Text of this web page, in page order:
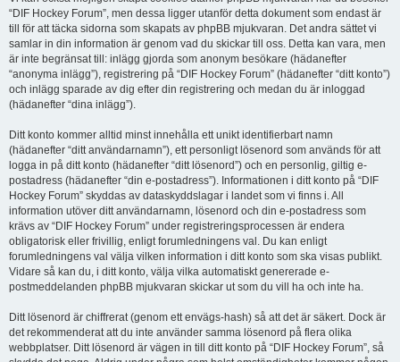
“DIF Hockey Forum”, men dessa ligger utanför detta dokument som endast är
till för att täcka sidorna som skapats av phpBB mjukvaran. Det andra sättet vi
samlar in din information är genom vad du skickar till oss. Detta kan vara, men
är inte begränsat till: inlägg gjorda som anonym besökare (hädanefter
“anonyma inlägg”), registrering på “DIF Hockey Forum” (hädanefter “ditt konto”)
och inlägg sparade av dig efter din registrering och medan du är inloggad
(hädanefter “dina inlägg”).
Ditt konto kommer alltid minst innehålla ett unikt identifierbart namn
(hädanefter “ditt användarnamn”), ett personligt lösenord som används för att
logga in på ditt konto (hädanefter “ditt lösenord”) och en personlig, giltig e-
postadress (hädanefter “din e-postadress”). Informationen i ditt konto på “DIF
Hockey Forum” skyddas av dataskyddslagar i landet som vi finns i. All
information utöver ditt användarnamn, lösenord och din e-postadress som
krävs av “DIF Hockey Forum” under registreringsprocessen är endera
obligatorisk eller frivillig, enligt forumledningens val. Du kan enligt
forumledningens val välja vilken information i ditt konto som ska visas publikt.
Vidare så kan du, i ditt konto, välja vilka automatiskt genererade e-
postmeddelanden phpBB mjukvaran skickar ut som du vill ha och inte ha.
Ditt lösenord är chiffrerat (genom ett envägs-hash) så att det är säkert. Dock är
det rekommenderat att du inte använder samma lösenord på flera olika
webbplatser. Ditt lösenord är vägen in till ditt konto på “DIF Hockey Forum”, så